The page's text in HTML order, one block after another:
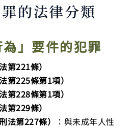
的法律分類
」要件的犯罪
第221條）
第225條第1項）
第228條第1項）
第229條）
法第227條）
：與未成年人性